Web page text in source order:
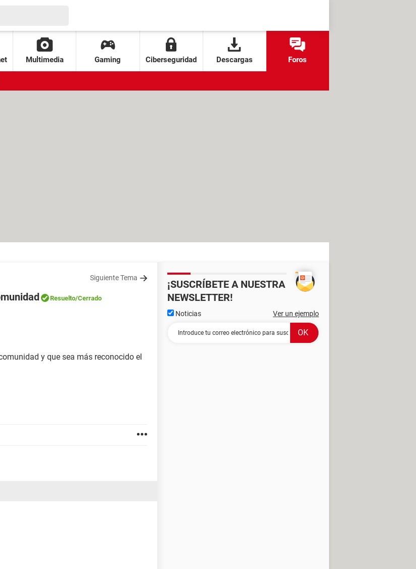
Multimedia Gaming Ciberseguridad Descargas Foros
Siguiente Tema
Resuelto/Cerrado
y que sea más reconocido el
¡SUSCRÍBETE A NUESTRA
NEWSLETTER!
Noticias Ver un ejemplo